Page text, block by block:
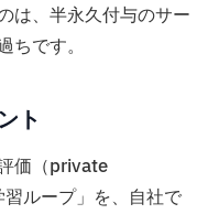
は、半永久付与のサー
です。
ト
価（private
ループ」を、自社で